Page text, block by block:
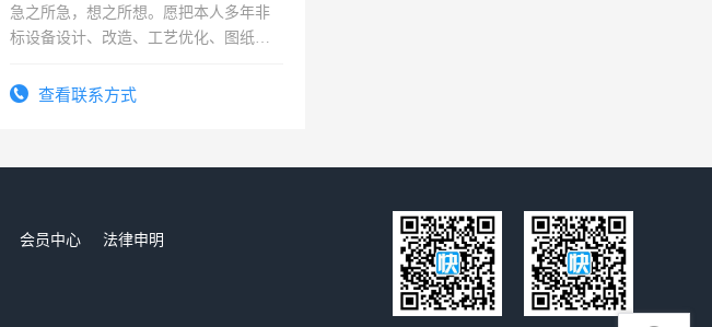
急之所急，想之所想。愿把本人多年非
标设备设计、改造、工艺优化、图纸制
结识有识之士，共享未来。
查看联系方式
会员中心
法律申明